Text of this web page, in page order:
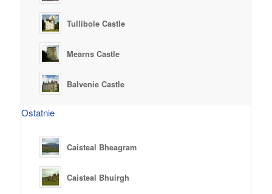
Tullibole Castle
Mearns Castle
Balvenie Castle
Ostatnie
Caisteal Bheagram
Caisteal Bhuirgh